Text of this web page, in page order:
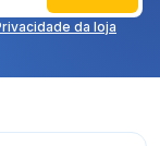
da loja